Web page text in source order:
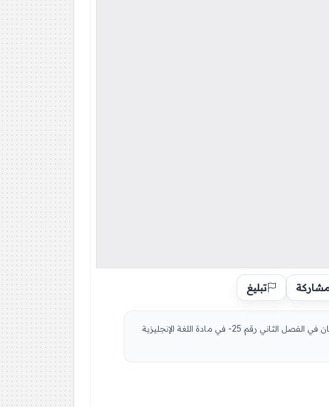
تبليغ
مادة اللغة الإنجليزية للسنة الثالثة 3 ثانوي دروس مفصلة، فروض واختبارات، تمارين محلولة: نموذج لإمتحان في الفصل الثاني رقم 25- في مادة اللغة الإنجليزية